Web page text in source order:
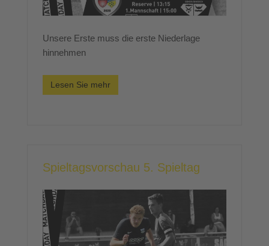
Unsere Erste muss die erste Niederlage
hinnehmen
Lesen Sie mehr
Spieltagsvorschau 5. Spieltag